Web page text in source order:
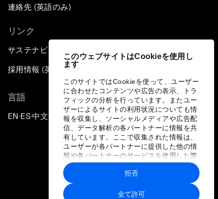
このウェブサイトはCookieを使用し
ます
このサイトではCookieを使って、ユーザー
に合わせたコンテンツや広告の表示、トラ
フィックの分析を行っています。またユー
ザーによるサイトの利用状況についても情
報を収集し、ソーシャルメディアや広告配
信、データ解析の各パートナーに情報を共
有しています。ここで収集された情報は、
ユーザーが各パートナーに提供した他の情
報や各パートナーのサービスを使用した際
に収集された情報と組み合わされ、各パー
トナーによって使用されることがありま
す。
全て許可
拒否
連絡先 (英語のみ)
リンク
サステナビリティへの取り組み
採用情報 (英語のみ)
言語
EN ▪ES▪中文▪ 日本語
プライバシーポリシーと利用規約